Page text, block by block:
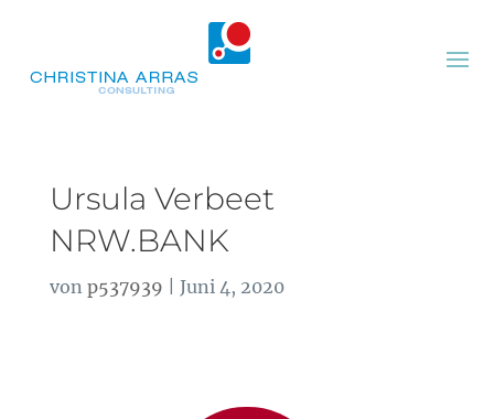
Ursula Verbeet
NRW.BANK
von p537939 Juni 4, 2020